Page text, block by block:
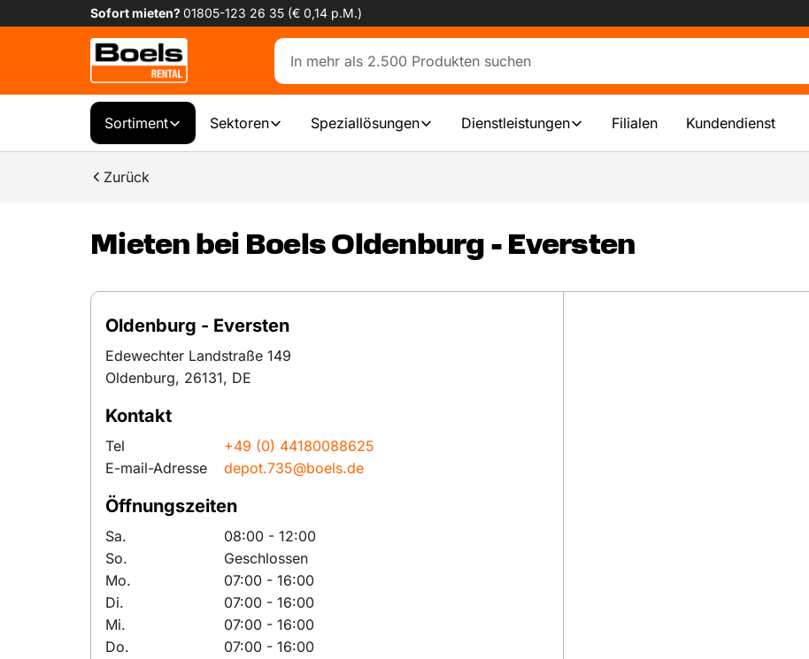
Sofort mieten?01805-123 26 35 (€ 0,14 p.M.)
Sortiment Sektoren Speziallösungen Dienstleistungen Filialen Kundendienst
Zurück
Mieten bei Boels Oldenburg - Eversten
Oldenburg - Eversten
Edewechter Landstraße 149
Oldenburg, 26131, DE
Kontakt
Tel
+49 (0) 44180088625
E-mail-Adresse
depot.735@boels.de
Öffnungszeiten
Sa.
08:00 - 12:00
So.
Geschlossen
Mo.
07:00 - 16:00
Di.
07:00 - 16:00
Mi.
07:00 - 16:00
Do.
07:00 - 16:00